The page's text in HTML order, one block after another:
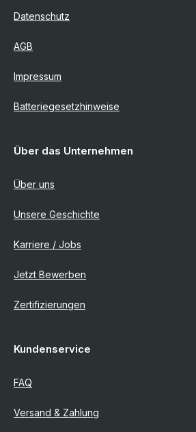
Datenschutz
AGB
Impressum
Batteriegesetzhinweise
Über das Unternehmen
Über uns
Unsere Geschichte
Karriere / Jobs
Jetzt Bewerben
Zertifizierungen
Kundenservice
FAQ
Versand & Zahlung